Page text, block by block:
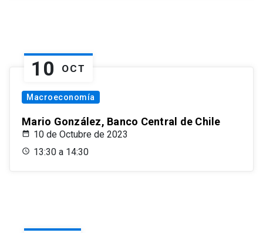
10 OCT
Macroeconomía
Mario González, Banco Central de Chile
10 de Octubre de 2023
13:30 a 14:30